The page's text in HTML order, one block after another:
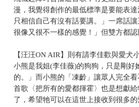
漫，我覺得創作的最低標準是要能表
只相信自己有沒有話要講。」一席話
很像又很不一樣的感覺！」但雙方都
【汪汪ON AIR】則有請李佳歡與愛
小熊是我姐(李佳薇)的狗狗，只是剛
的。」而小熊的「凍齡」讓眾人完全
首歌〈把所有的愛都揮霍〉也是想獻
了，希望牠可以在這世上接收到很多